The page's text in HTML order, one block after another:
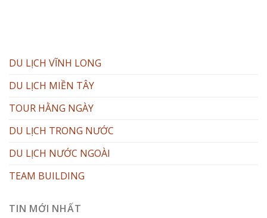
DU LỊCH VĨNH LONG
DU LỊCH MIỀN TÂY
TOUR HẰNG NGÀY
DU LỊCH TRONG NƯỚC
DU LỊCH NƯỚC NGOÀI
TEAM BUILDING
TIN MỚI NHẤT